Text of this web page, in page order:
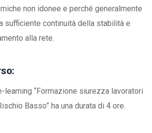
non idonee e perché generalmente
sufficiente continuità della stabilità e
alla rete.
learning “Formazione siurezza lavoratori
Basso” ha una durata di 4 ore.